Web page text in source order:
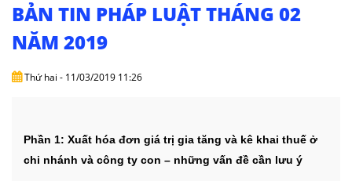
DỊCH
VỤ
VĂN
BẢN
TỤC
BẢN TIN PHÁP LUẬT THÁNG 02
NĂM 2019
Thứ hai - 11/03/2019 11:26
Phần 1: Xuất hóa đơn giá trị gia tăng và kê khai thuế ở
chi nhánh và công ty con – những vấn đề cần lưu ý